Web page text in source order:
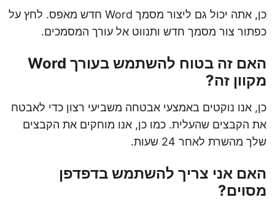
כן, אתה יכול גם ליצור מסמך Word חדש מאפס. לחץ על
כפתור צור מסמך חדש ותנווט אל עורך המסמכים.
האם זה בטוח להשתמש בעורך Word
מקוון זה?
כן, אנו נוקטים באמצעי אבטחה משביעי רצון כדי לאבטח
את הקבצים שהעלית. כמו כן, אנו מוחקים את הקבצים
שלך מהשרת לאחר 24 שעות.
האם אני צריך להשתמש בדפדפן
מסוים?